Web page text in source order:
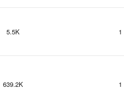
5.5K 1
639.2K 1